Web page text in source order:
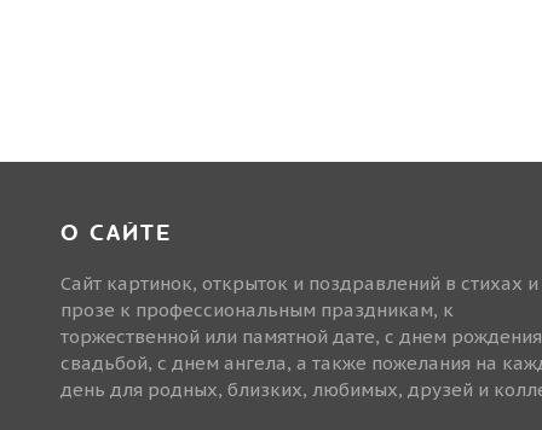
О САЙТЕ
Сайт картинок, открыток и поздравлений в стихах и
прозе к профессиональным праздникам, к
торжественной или памятной дате, с днем
свадьбой, с днем ангела, а также пожелания на
день для родных, близких, любимых, друзей и